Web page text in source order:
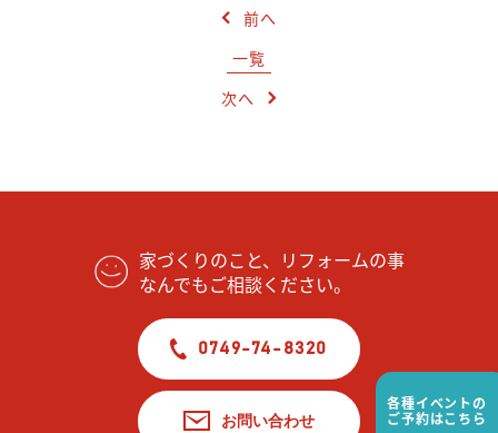
各種イベントの
ご予約はこちら
前へ
一覧
次へ
家づくりのこと、リフォームの事
なんでもご相談ください。
0749-74-8320
お問い合わせ